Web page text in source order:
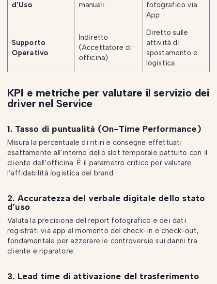
d’Uso
manuali
fotografico via
App
Supporto
Operativo
Indiretto
(Accettatore di
officina)
Diretto sulle
attività di
spostamento e
logistica
KPI e metriche per valutare il servizio dei
driver nel Service
1. Tasso di puntualità (On-Time Performance)
Misura la percentuale di ritiri e consegne effettuati
esattamente all’interno dello slot temporale pattuito con il
cliente dell’officina. È il parametro critico per valutare
l’affidabilità logistica del brand.
2. Accuratezza del verbale digitale dello stato
d’uso
Valuta la precisione del report fotografico e dei dati
registrati via app al momento del check-in e check-out,
fondamentale per azzerare le controversie sui danni tra
cliente e riparatore.
3. Lead time di attivazione del trasferimento